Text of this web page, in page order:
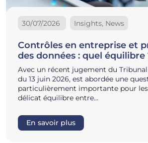
30/07/2026 Insights, News
Contrôles en entreprise et
des données : quel équilibre
Avec un récent jugement du Tribunal
du 13 juin 2026, est abordée une
particulièrement importante pour
délicat équilibre entre…
En savoir plus